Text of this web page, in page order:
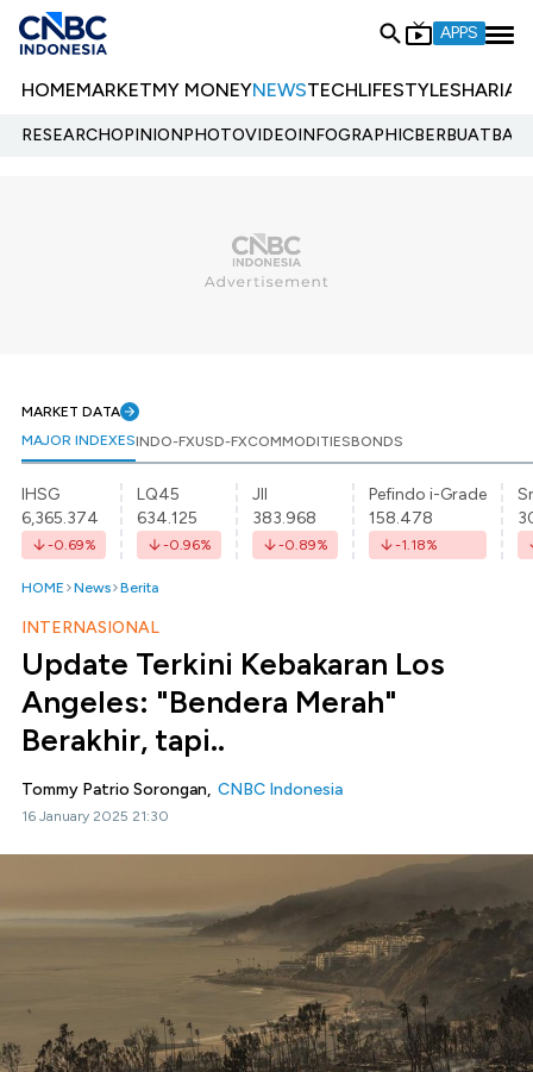
APPS
HOMEMARKETMY MONEYNEWSTECHLIFESTYLESHARIA
RESEARCHOPINIONPHOTOVIDEOINFOGRAPHIC
MARKET DATA
MAJOR INDEXESINDO-FXUSD-FXCOMMODITIESBONDS
IHSG
6,365.374
-0.69%
LQ45
634.125
-0.96%
JII
383.968
-0.89%
Pefindo i-Grade
158.478
-1.18%
HOME News Berita
INTERNASIONAL
Update Terkini Kebakaran Los
Angeles: "Bendera Merah"
Berakhir, tapi..
Tommy Patrio Sorongan, CNBC Indonesia
16 January 2025 21:30